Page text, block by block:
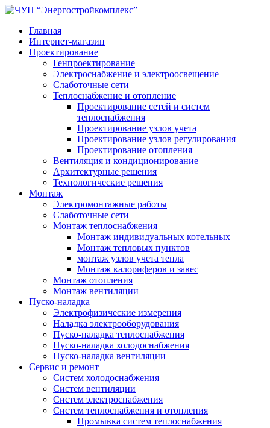
Главная
Интернет-магазин
Проектирование
Генпроектирование
Электроснабжение и электроосвещение
Слаботочные сети
Теплоснабжение и отопление
Проектирование сетей и систем
теплоснабжения
Проектирование узлов учета
Проектирование узлов регулирования
Проектирование отопления
Вентиляция и кондиционирование
Архитектурные решения
Технологические решения
Монтаж
Электромонтажные работы
Слаботочные сети
Монтаж теплоснабжения
Монтаж индивидуальных котельных
Монтаж тепловых пунктов
монтаж узлов учета тепла
Монтаж калориферов и завес
Монтаж отопления
Монтаж вентиляции
Пуско-наладка
Электрофизические измерения
Наладка электрооборудования
Пуско-наладка теплоснабжения
Пуско-наладка холодоснабжения
Пуско-наладка вентиляции
Сервис и ремонт
Систем холодоснабжения
Систем вентиляции
Систем электроснабжения
Систем теплоснабжения и отопления
Промывка систем теплоснабжения